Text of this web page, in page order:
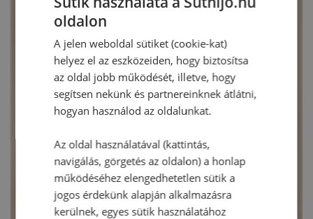
oldalon
A jelen weboldal sütiket (cookie-kat)
helyez el az eszközeiden, hogy biztosítsa
az oldal jobb működését, illetve, hogy
segítsen nekünk és partnereinknek átlátni,
hogyan használod az oldalunkat.
Az oldal használatával (kattintás,
navigálás, görgetés az oldalon) a honlap
működéséhez elengedhetetlen sütik a
jogos érdekünk alapján alkalmazásra
kerülnek, egyes sütik használatához